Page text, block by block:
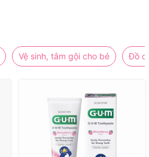
Vệ sinh, tắm gội cho bé Đồ